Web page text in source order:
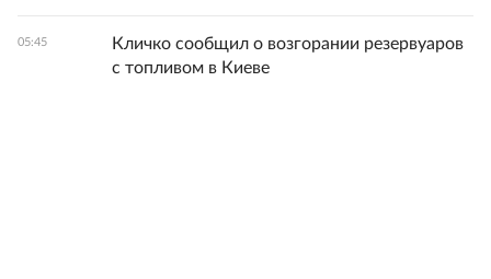
05:45
Кличко сообщил о возгорании резервуаров
с топливом в Киеве